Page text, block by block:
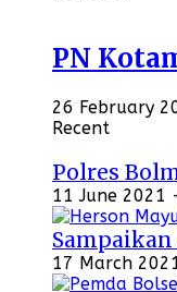
PN
26 February
Recent
Polres
11 June 2021
17 March